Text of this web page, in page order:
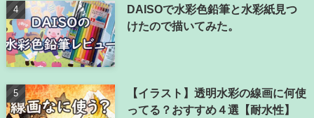
DAISOで水彩色鉛筆と水彩紙見つ
けたので描いてみた。
【イラスト】透明水彩の線画に何使
ってる？おすすめ４選【耐水性】